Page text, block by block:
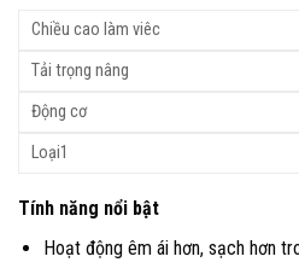
Chiều cao làm viêc
Tải trọng nâng
Động cơ
Loại1
Tính năng nổi bật
Hoạt động êm ái hơn, sạch hơn